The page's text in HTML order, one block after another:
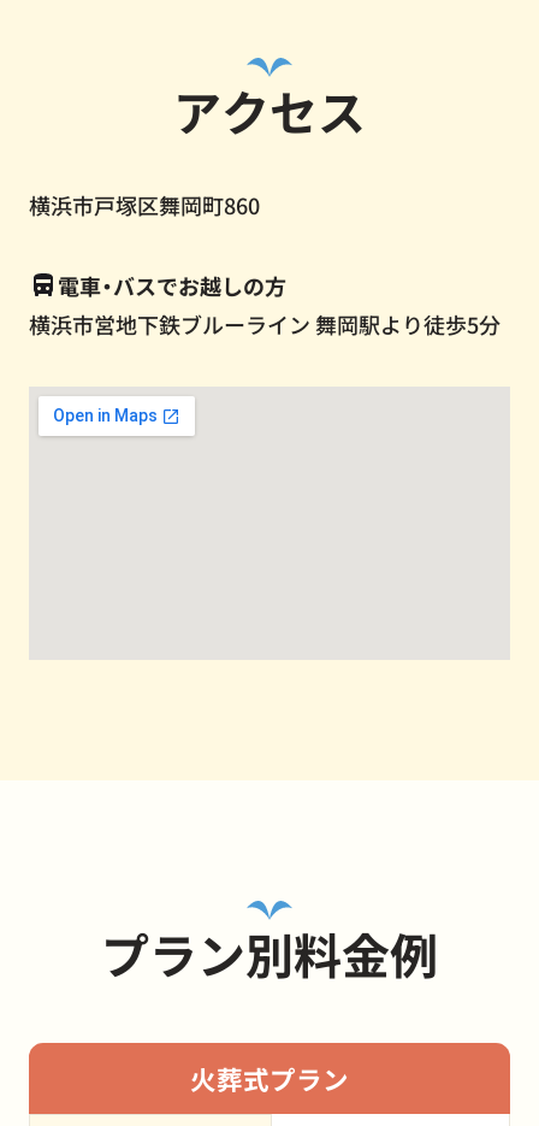
アクセス
横浜市戸塚区舞岡町860
電車・バスでお越しの方
横浜市営地下鉄ブルーライン 舞岡駅より徒歩5分
プラン別料金例
火葬式プラン